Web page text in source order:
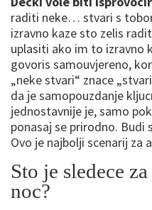
raditi neke… stvari s
izravno kaze sto zelis
uplasiti ako im to izravno
govoris samouvjereno,
„neke stvari“ znace
da je samopouzdanje
jednostavnije je, samo
ponasaj se prirodno. Budi
Ovo je najbolji scenarij za
Sto je sledece
noc?